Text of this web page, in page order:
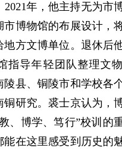
年，他主持无为市
市博物馆的布展设计，
地方文博单位。退休后
指导年轻团队整理文
陵县、铜陵市和学校各
铜研究。裘士京认为，
、博学、笃行”校训的
能在这里感受到历史的